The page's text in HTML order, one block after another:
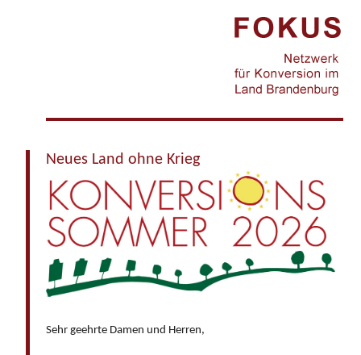
Neues Land ohne Krieg
Sehr geehrte Damen und Herren,